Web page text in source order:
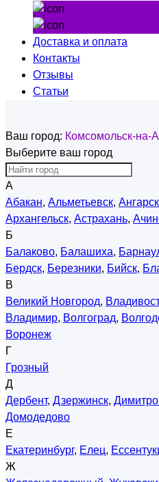
Доставка и оплата
Контакты
Отзывы
Статьи
Ваш город: Комсомольск-на-
Выберите ваш город
А
Абакан, Альметьевск, Ангарск
Архангельск, Астрахань,
Б
Балаково, Балашиха,
Бердск, Березники, Бийск,
В
Великий Новгород,
Владимир, Волгоград,
Воронеж
Г
Грозный
Д
Дербент, Дзержинск,
Домодедово
Е
Екатеринбург, Елец,
Ж